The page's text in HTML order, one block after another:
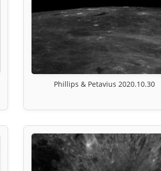
Phillips & Petavius 2020.10.30